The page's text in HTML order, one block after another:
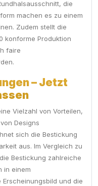
die
machen es zu einem
Zudem stellt die
konforme Produktion
faire
– Jetzt
Vielzahl von Vorteilen,
Designs
sich die Bestickung
aus. Im Vergleich zu
Bestickung zahlreiche
in einem
und die